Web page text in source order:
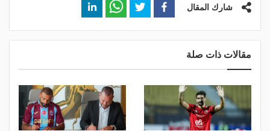
شارك المقال
مقالات ذات صلة